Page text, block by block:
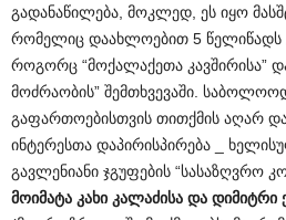
გადანაწილება, მოკლედ, ეს იყო
რომელიც დაახლოებით 5 წელიწადს
როგორც “მოქალაქეთა კავშირისა”
მოძრაობის” შემთხვევაში.
გაფართოებისთვის თითქმის აღარ
ინტერესთა დაპირისპირება _
გავლენიანი ჯგუფების “სასაზღვრო
მოიმატა კახი კალაძისა და დიმიტრი